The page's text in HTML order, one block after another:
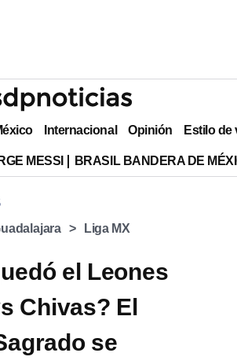
Internacional Opinión Estilo de
MESSI BRASIL BANDERA DE
Liga MX
el Leones
Chivas? El
se